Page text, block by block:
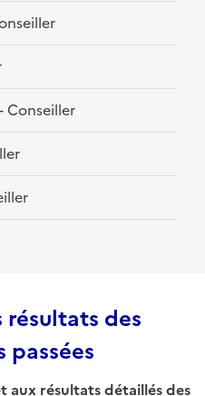
Conseiller
des
passées
aux résultats détaillés des